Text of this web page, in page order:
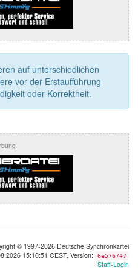
auf unterschiedlichen
vor der Erstaufführung
oder Korrektheit.
© 1997-2026 Deutsche Synchronkartei
15:10:51 CEST, Version:
6e576747
Staff-Login